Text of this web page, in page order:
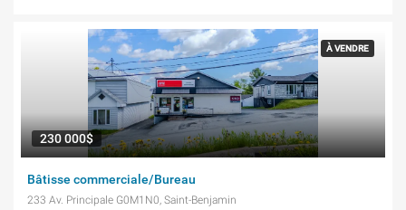
À VENDRE
230 000$
Bâtisse commerciale/Bureau
233 Av. Principale G0M1N0, Saint-Benjamin